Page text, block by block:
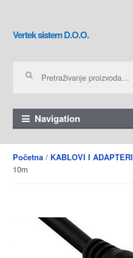
Skip to navigation
Skip to content
Vertek sistem D.O.O.
Navigation
Početna/ KABLOVI I ADAPTERI
10m